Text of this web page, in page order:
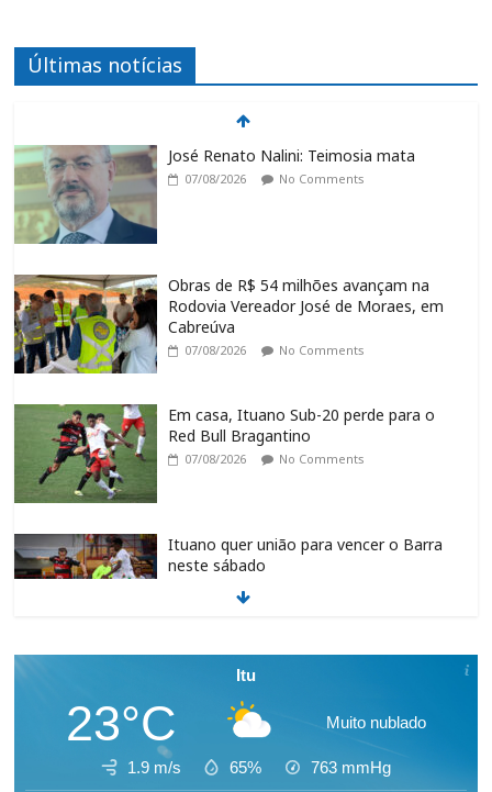
Últimas notícias
José Renato Nalini: Teimosia mata
07/08/2026 No Comments
Obras de R$ 54 milhões avançam na
Rodovia Vereador José de Moraes, em
Cabreúva
07/08/2026 No Comments
Em casa, Ituano Sub-20 perde para o
Red Bull Bragantino
07/08/2026 No Comments
Ituano quer união para vencer o Barra
neste sábado
07/08/2026
Feira + Itu acontece neste final de
07/08/2026 No Comments
Itu
23°C Muito nublado
1.9 m/s 65% 763 mmHg